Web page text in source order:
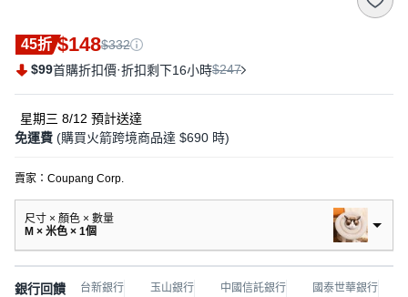
45折 $148$332
$99首購折扣價·折扣剩下16小時$247
星期三 8/12 預計送達
免運費 (購買火箭跨境商品達 $690 時)
賣家： Coupang Corp.
尺寸 × 顏色 × 數量
M × 米色 × 1個
銀行回饋 台新銀行 玉山銀行 中國信託銀行 國泰世華銀行